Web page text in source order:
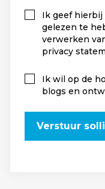
Ik geef hierbij
gelezen te
verwerken
privacy
Ik wil op de
blogs en
Verstuur